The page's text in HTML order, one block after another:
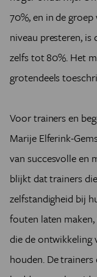
70%, en in de
niveau presteren,
zelfs tot 80%. Het
grotendeels
Voor trainers en
Marije Elferink-
van succesvolle en
blijkt dat trainers
zelfstandigheid bij
fouten laten
die de ontwikkeling
houden. De